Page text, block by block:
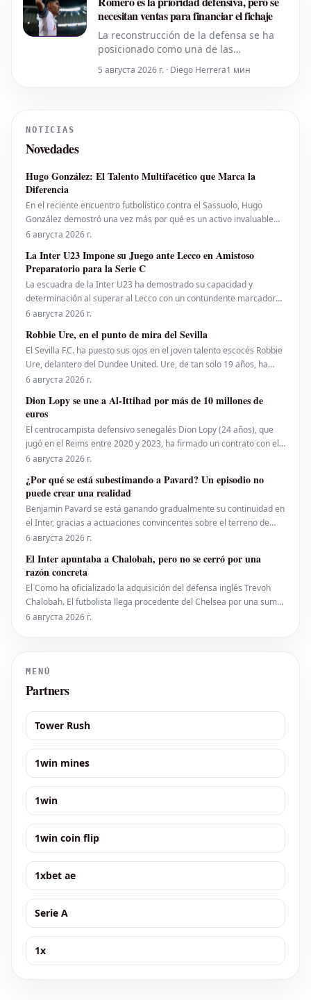
necesitan ventas para financiar el fichaje
La reconstrucción de la defensa se ha
posicionado como una de las
necesidades primordiales del Inter
desde el inicio del periodo de traspasos.
5 августа 2026 г. · Diego Herrera1 мин
NOTICIAS
Novedades
Hugo González: El Talento Multifacético que Marca la
Diferencia
En el reciente encuentro futbolístico contra el Sassuolo, Hugo
González demostró una vez más por qué es un activo invaluable
para su equipo. Su desempeño en el campo fue excepcional, no
presencia impactó positivamente en el juego c
6 августа 2026 г.
La Inter U23 Impone su Juego ante Lecco en Amistoso
Preparatorio para la Serie C
La escuadra de la Inter U23 ha demostrado su capacidad y
determinación al superar al Lecco con un contundente marcador
de 3-0. Este encuentro amistoso, de gran relevancia, sirvió como
Serie C 2026-2027. El partido destaca la f
6 августа 2026 г.
Robbie Ure, en el punto de mira del Sevilla
El Sevilla F.C. ha puesto sus ojos en el joven talento escocés Robbie
Ure, delantero del Dundee United. Ure, de tan solo 19 años, ha
destacado por su olfato goleador y su proyección en el club
ellos el conjunto hispalense. Según inf
6 августа 2026 г.
Dion Lopy se une a Al-Ittihad por más de 10 millones de
euros
El centrocampista defensivo senegalés Dion Lopy (24 años), que
jugó en el Reims entre 2020 y 2023, ha firmado un contrato con el
Al-Ittihad de Arabia Saudí. La transferencia, procedente del
de euros, sin contar las bonificaciones
6 августа 2026 г.
¿Por qué se está subestimando a Pavard? Un episodio no
puede crear una realidad
Benjamin Pavard se está ganando gradualmente su continuidad en
el Inter, gracias a actuaciones convincentes sobre el terreno de
juego y a demostraciones de un enfoque mental positivo en los
6 августа 2026 г.
El Inter apuntaba a Chalobah, pero no se cerró por una
razón concreta
El Como ha oficializado la adquisición del defensa inglés Trevoh
Chalobah. El futbolista llega procedente del Chelsea por una suma
total que ronda los 30 millones de euros. La intención del Inter de
6 августа 2026 г.
MENÚ
Partners
Tower Rush
1win mines
1win
1win coin flip
1xbet ae
Serie A
1x